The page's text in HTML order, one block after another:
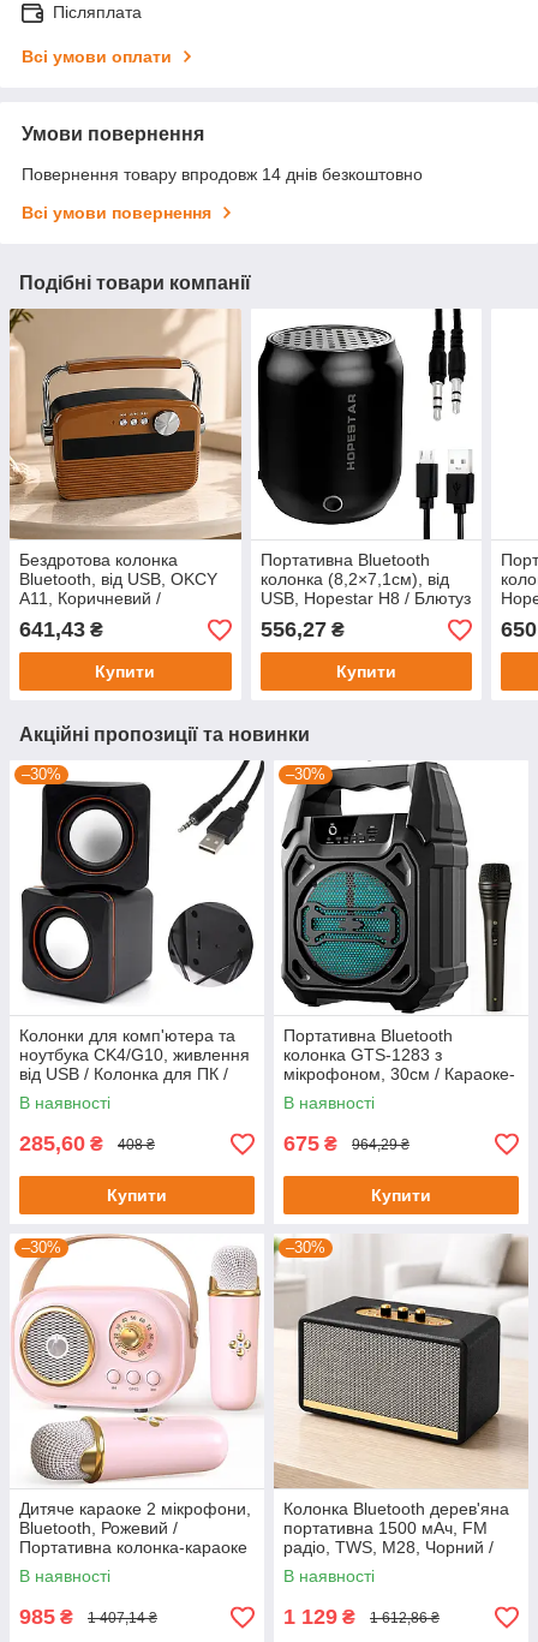
Післяплата
Всі умови оплати
Умови повернення
Повернення товару впродовж 14 днів безкоштовно
Всі умови повернення
Подібні товари компанії
Бездротова колонка
Bluetooth, від USB, OKCY
A11, Коричневий /
Портативна колонка /
Блютуз колонка
641,43 ₴
Купити
Портативна Bluetooth
колонка (8,2×7,1см), від
USB, Hopestar H8 / Блютуз
колонка / Безпровідна
колонка
556,27₴
Купити
650
Акційні пропозиції та новинки
–30%
Колонки для комп'ютера та
ноутбука CK4/G10, живлення
від USB / Колонка для ПК /
Комп'ютерні колонки
В наявності
285,60 ₴ 408 ₴
Купити
–30%
Портативна Bluetooth
колонка GTS-1283 з
мікрофоном, 30см / Караоке-
система / Автономна
акустична система
В наявності
675 ₴ 964,29 ₴
Купити
–30%
Дитяче караоке 2 мікрофони,
Bluetooth, Рожевий /
Портативна колонка-караоке
/ Bluetooth колонка з
мікрофоном
В наявності
985 ₴ 1 407,14 ₴
–30%
Колонка Bluetooth дерев'яна
портативна 1500 мАч, FM
радіо, TWS, M28, Чорний /
Бездротова блютуз колонка /
Мінідинамік
В наявності
1 129 ₴ 1 612,86 ₴